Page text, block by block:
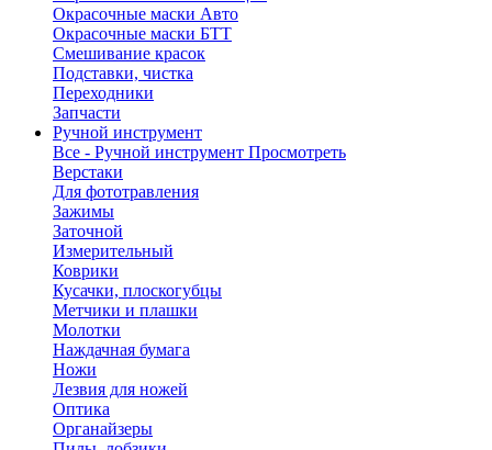
Окрасочные маски Авто
Окрасочные маски БТТ
Смешивание красок
Подставки, чистка
Переходники
Запчасти
Ручной инструмент
Все - Ручной инструмент Просмотреть
Верстаки
Для фототравления
Зажимы
Заточной
Измерительный
Коврики
Кусачки, плоскогубцы
Метчики и плашки
Молотки
Наждачная бумага
Ножи
Лезвия для ножей
Оптика
Органайзеры